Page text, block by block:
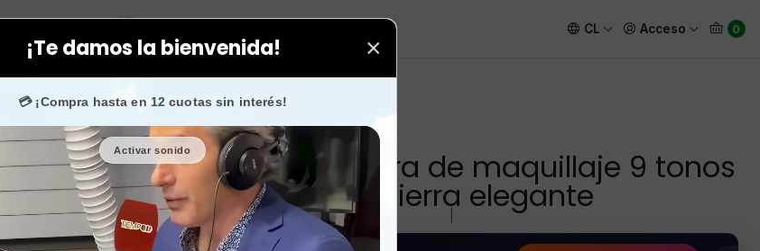
¡Te damos la bienvenida! ×
💳 ¡Compra hasta en 12 cuotas sin interés!
Activar sonido
CL Acceso 0
Maquillaje Paleta de sombra de maquillaje 9 tonos color tierra elegante
Paleta de sombra de maquillaje 9 tonos
color tierra elegante